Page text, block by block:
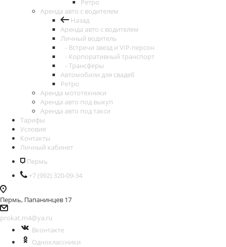
Аренда авто с водителем
Назад
Аренда авто с водителем
Личный водитель
- Встречи звезд и VIP-персон
- Корпоративный транспорт
- Трансферы
Автомобили для свадеб
Ретро
Аренда мототехники
Аренда авто под выкуп
Аренда авто под такси
Тарифы
Условия
Контакты
Личный кабинет
Пермь
+7 (992) 320-09-34
Пермь, Папанинцев 17
prokat.m4@ya.ru
Вконтакте
Одноклассники